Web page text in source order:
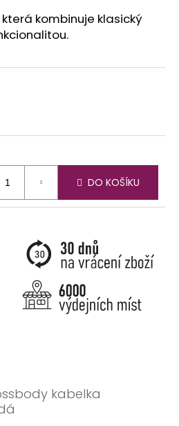
kombinuje klasický
DO KOŠÍKU
kabelka